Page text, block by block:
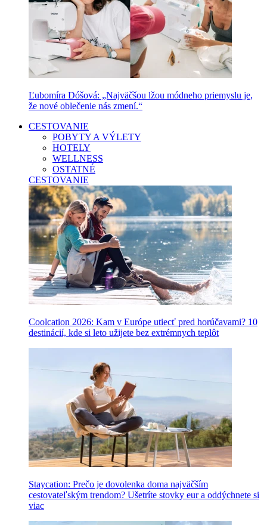
Ľubomíra Dóšová: „Najväčšou lžou módneho priemyslu je,
že nové oblečenie nás zmení.“
CESTOVANIE
POBYTY A VÝLETY
HOTELY
WELLNESS
OSTATNÉ
CESTOVANIE
Coolcation 2026: Kam v Európe utiecť pred horúčavami? 10
destinácií, kde si leto užijete bez extrémnych teplôt
Staycation: Prečo je dovolenka doma najväčším
cestovateľským trendom? Ušetríte stovky eur a oddýchnete si
viac